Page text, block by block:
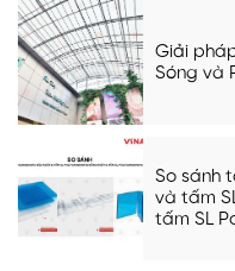
Giải
Sóng và
So sánh
và tấm
tấm SL